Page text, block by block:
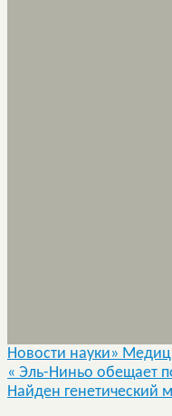
Новости науки»
« Эль-Ниньо обещает
Найден генетический